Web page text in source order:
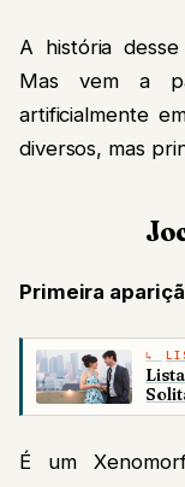
A história
Mas vem a
artificialmente
diversos, mas
Primeira
É um